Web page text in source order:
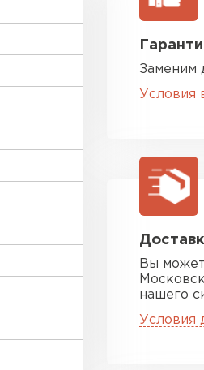
Заменим
Условия
Вы
нашего
Условия